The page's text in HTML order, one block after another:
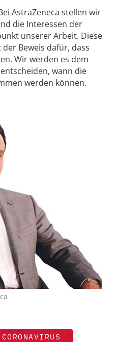
AstraZeneca stellen wir
die Interessen der
unserer Arbeit. Diese
Beweis dafür, dass
Wir werden es dem
wann die
werden können.
CORONAVIRUS